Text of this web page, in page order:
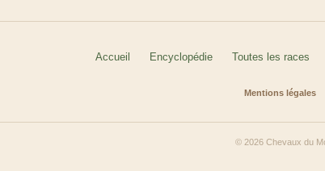
Accueil Encyclopédie Toutes les races
Mentions légales
© 2026 Chevaux du